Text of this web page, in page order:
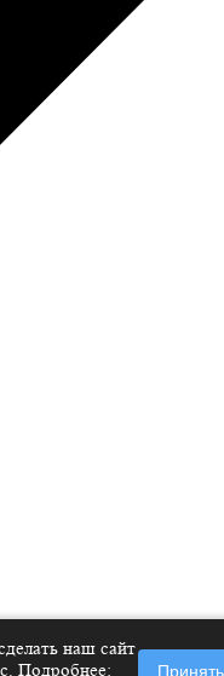
наш сайт
Подробнее:
Принять